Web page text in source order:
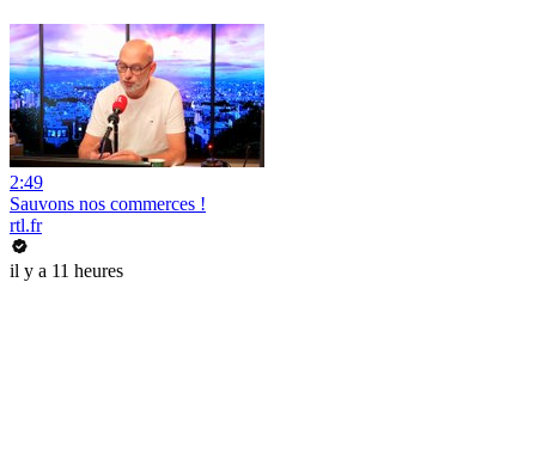
2:49
Sauvons nos commerces !
rtl.fr
il y a 11 heures